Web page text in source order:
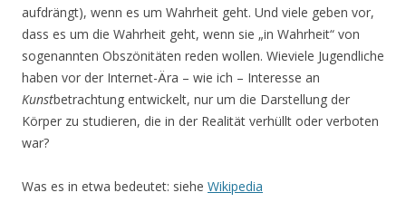
aufdrängt), wenn es um Wahrheit geht. Und viele geben vor,
dass es um die Wahrheit geht, wenn sie „in Wahrheit“ von
sogenannten Obszönitäten reden wollen. Wieviele Jugendliche
haben vor der Internet-Ära – wie ich – Interesse an
Kunstbetrachtung entwickelt, nur um die Darstellung der
Körper zu studieren, die in der Realität verhüllt oder verboten
war?
Was es in etwa bedeutet: siehe Wikipedia